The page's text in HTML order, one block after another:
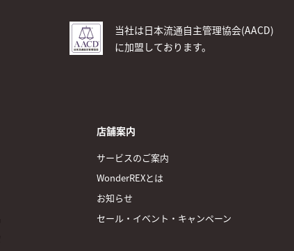
当社は日本流通自主管理協会(AACD)
に加盟しております。
店舗案内
サービスのご案内
WonderREXとは
お知らせ
セール・イベント・キャンペーン